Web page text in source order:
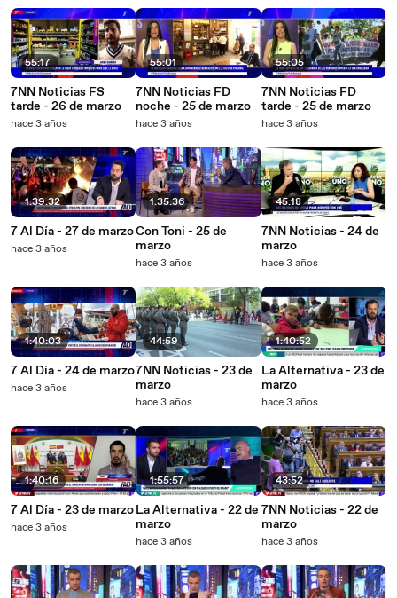
55:17
7NN Noticias FS
tarde - 26 de marzo
hace 3 años
1:39:32
7 Al Día - 27 de marzo
hace 3 años
1:40:03
7 Al Día - 24 de marzo
hace 3 años
1:40:16
7 Al Día - 23 de marzo
hace 3 años
55:01
7NN Noticias FD
noche - 25 de marzo
hace 3 años
1:35:36
Con Toni - 25 de
marzo
hace 3 años
44:59
7NN Noticias - 23 de
marzo
hace 3 años
1:55:57
La Alternativa - 22 de
marzo
hace 3 años
55:05
7NN Noticias FD
tarde - 25 de marzo
hace 3 años
45:18
7NN Noticias - 24 de
marzo
hace 3 años
1:40:52
La Alternativa - 23 de
marzo
hace 3 años
43:52
7NN Noticias - 22 de
marzo
hace 3 años